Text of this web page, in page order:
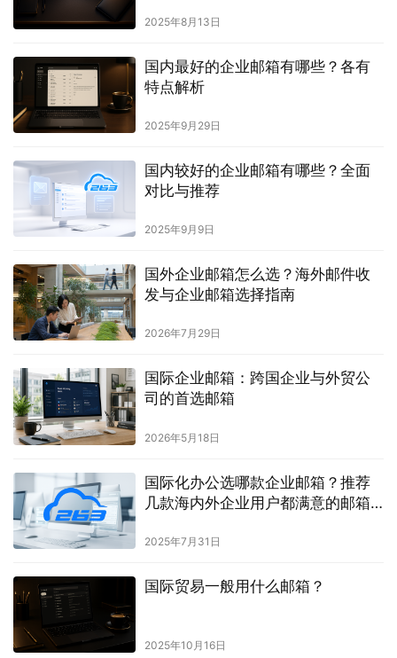
2025年8月13日
国内最好的企业邮箱有哪些？各有
特点解析
2025年9月29日
国内较好的企业邮箱有哪些？全面
对比与推荐
2025年9月9日
国外企业邮箱怎么选？海外邮件收
发与企业邮箱选择指南
2026年7月29日
国际企业邮箱：跨国企业与外贸公
司的首选邮箱
2026年5月18日
国际化办公选哪款企业邮箱？推荐
几款海内外企业用户都满意的邮箱
2025年7月31日
国际贸易一般用什么邮箱？
2025年10月16日